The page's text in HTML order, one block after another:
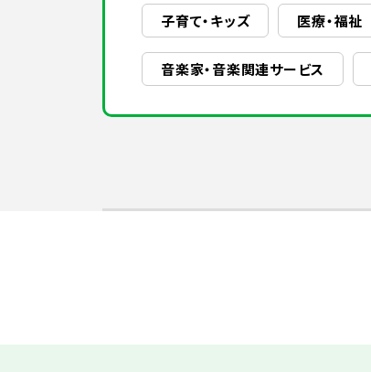
子育て・キッズ 医療・福祉
音楽家・音楽関連サービス